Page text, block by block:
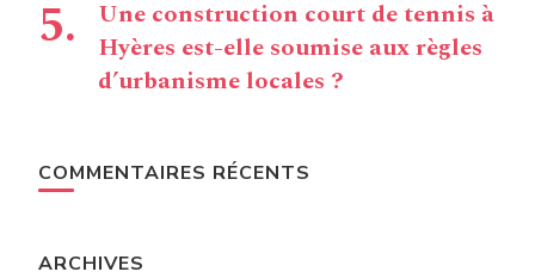
Une construction court de tennis à
Hyères est-elle soumise aux règles
d’urbanisme locales ?
COMMENTAIRES RÉCENTS
ARCHIVES